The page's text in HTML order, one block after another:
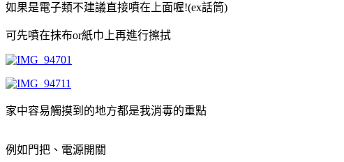
如果是電子類不建議直接噴在上面喔!(ex話筒)
可先噴在抹布or紙巾上再進行擦拭
家中容易觸摸到的地方都是我消毒的重點
例如門把、電源開關